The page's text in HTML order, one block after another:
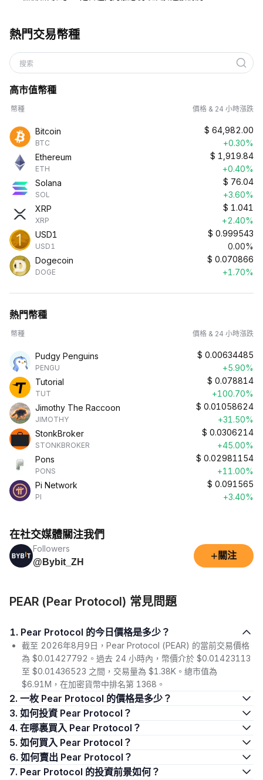
熱門交易幣種
搜索
高市值幣種
幣種 價格 & 24 小時漲跌
Bitcoin
BTC
$ 64,982.00
+0.30%
Ethereum
ETH
$ 1,919.84
+0.40%
Solana
SOL
$ 76.04
+3.60%
XRP
XRP
$ 1.041
+2.40%
USD1
USD1
$ 0.999543
0.00%
Dogecoin
DOGE
$ 0.070866
+1.70%
熱門幣種
幣種 價格 & 24 小時漲跌
Pudgy Penguins
PENGU
$ 0.00634485
+5.90%
Tutorial
TUT
$ 0.078814
+100.70%
Jimothy The Raccoon
JIMOTHY
$ 0.01058624
+31.50%
StonkBroker
STONKBROKER
$ 0.0306214
+45.00%
Pons
PONS
$ 0.02981154
+11.00%
Pi Network
PI
$ 0.091565
+3.40%
在社交媒體關注我們
Followers
@Bybit_ZH
+ 關注
PEAR (Pear Protocol) 常見問題
1. Pear Protocol 的今日價格是多少？
截至 2026年8月9日，Pear Protocol (PEAR) 的當前交易價格
為 $0.01427792。過去 24 小時內，幣價介於 $0.01423113
至 $0.01436523 之間，交易量為 $1.38K。總市值為
$6.91M，在加密貨幣中排名第 1368。
2. 一枚 Pear Protocol 的價格是多少？
3. 如何投資 Pear Protocol？
4. 在哪裏買入 Pear Protocol？
5. 如何買入 Pear Protocol？
6. 如何賣出 Pear Protocol？
7. Pear Protocol 的投資前景如何？